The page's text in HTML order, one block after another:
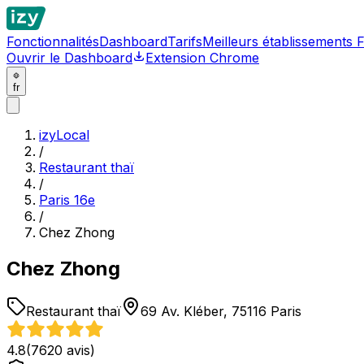
FonctionnalitésDashboardTarifsMeilleurs établissements
Ouvrir le Dashboard
Extension Chrome
fr
izyLocal
/
Restaurant thaï
/
Paris 16e
/
Chez Zhong
Chez Zhong
Restaurant thaï 69 Av. Kléber, 75116 Paris
4.8(7620 avis)